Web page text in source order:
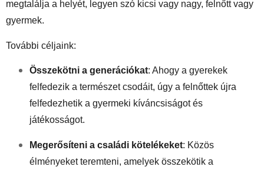
megtalálja a helyét, legyen szó kicsi vagy nagy, felnőtt vagy
gyermek.
További céljaink:
Összekötni a generációkat: Ahogy a gyerekek
felfedezik a természet csodáit, úgy a felnőttek újra
felfedezhetik a gyermeki kíváncsiságot és
játékosságot.
Megerősíteni a családi kötelékeket: Közös
élményeket teremteni, amelyek összekötik a